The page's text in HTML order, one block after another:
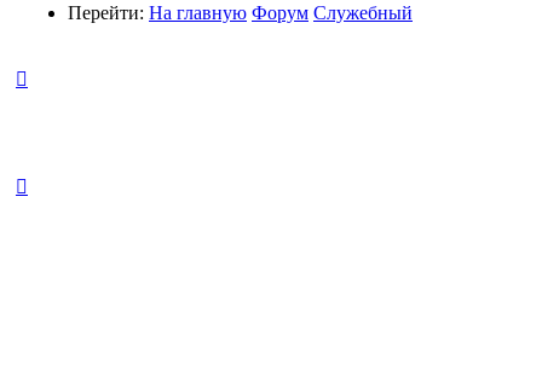
Перейти: На главную Форум Служебный